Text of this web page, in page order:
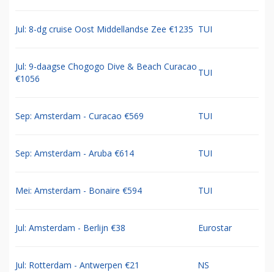
Jul: 8-dg cruise Oost Middellandse Zee €1235 TUI
Jul: 9-daagse Chogogo Dive & Beach Curacao
€1056
TUI
Sep: Amsterdam - Curacao €569 TUI
Sep: Amsterdam - Aruba €614 TUI
Mei: Amsterdam - Bonaire €594 TUI
Jul: Amsterdam - Berlijn €38 Eurostar
Jul: Rotterdam - Antwerpen €21 NS